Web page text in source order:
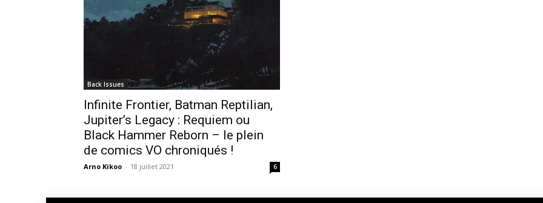
Back Issues
Infinite Frontier, Batman Reptilian,
Jupiter’s Legacy : Requiem ou
Black Hammer Reborn – le plein
de comics VO chroniqués !
Arno Kikoo - 18 juillet 2021 6